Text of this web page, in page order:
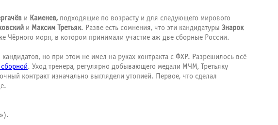
и Каменев, подходящие по возрасту и для следующего мирового
и Максим Третьяк. Разве есть сомнения, что эти кандидатуры Знарок
Чёрного моря, в котором принимали участие аж две сборные России.
но при этом не имел на руках контракта с ФХР. Разрешилось всё
. Уход тренера, регулярно добывающего медали МЧМ, Третьяку
контракт изначально выглядели утопией. Первое, что сделал